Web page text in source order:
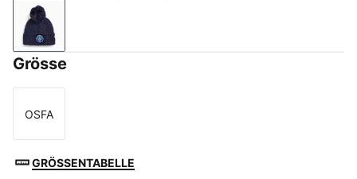
PUMA Navy-Team Light Blue
Grösse
Größe
OSFA
GRÖSSENTABELLE